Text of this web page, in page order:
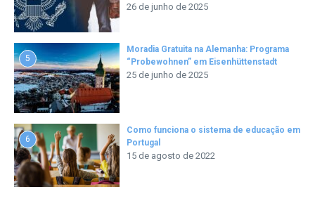
26 de junho de 2025
5
Moradia Gratuita na Alemanha: Programa
“Probewohnen” em Eisenhüttenstadt
25 de junho de 2025
6
Como funciona o sistema de educação em
Portugal
15 de agosto de 2022